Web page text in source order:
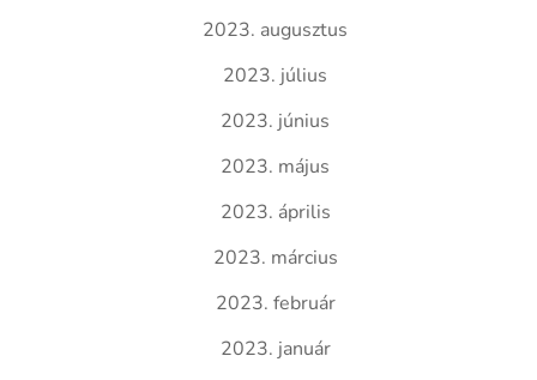
2023. augusztus
2023. július
2023. június
2023. május
2023. április
2023. március
2023. február
2023. január